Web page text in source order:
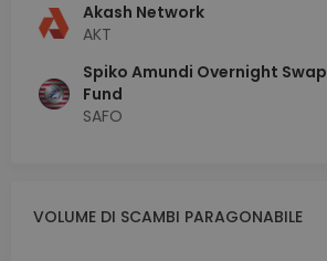
Akash Network
AKT
Spiko Amundi Overnight Swap
Fund
SAFO
VOLUME DI SCAMBI PARAGONABILE